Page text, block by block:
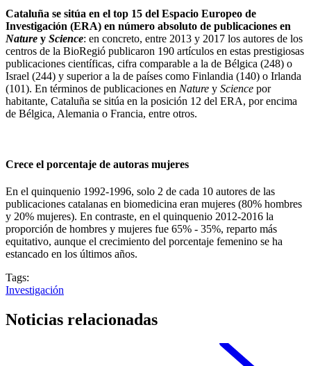
Cataluña se sitúa en el top 15 del Espacio Europeo de
Investigación (ERA) en número absoluto de publicaciones en
Nature y Science: en concreto, entre 2013 y 2017 los autores de los
centros de la BioRegió publicaron 190 artículos en estas prestigiosas
publicaciones científicas, cifra comparable a la de Bélgica (248) o
Israel (244) y superior a la de países como Finlandia (140) o Irlanda
(101). En términos de publicaciones en Nature y Science por
habitante, Cataluña se sitúa en la posición 12 del ERA, por encima
de Bélgica, Alemania o Francia, entre otros.
Crece el porcentaje de autoras mujeres
En el quinquenio 1992-1996, solo 2 de cada 10 autores de las
publicaciones catalanas en biomedicina eran mujeres (80% hombres
y 20% mujeres). En contraste, en el quinquenio 2012-2016 la
proporción de hombres y mujeres fue 65% - 35%, reparto más
equitativo, aunque el crecimiento del porcentaje femenino se ha
estancado en los últimos años.
Tags:
Investigación
Noticias relacionadas